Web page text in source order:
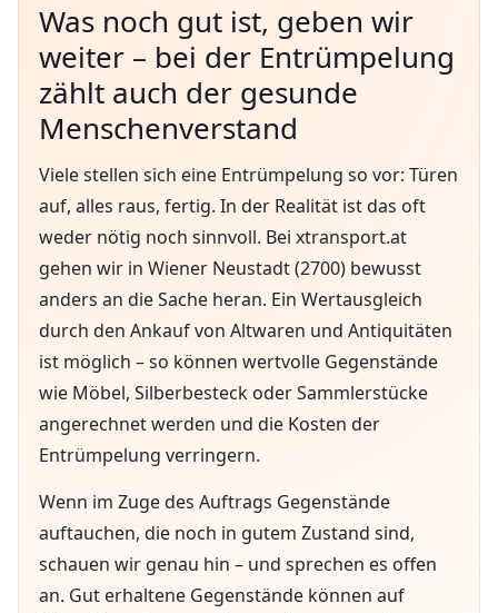
Was noch gut ist, geben wir
weiter – bei der Entrümpelung
zählt auch der gesunde
Menschenverstand
Viele stellen sich eine Entrümpelung so vor: Türen
auf, alles raus, fertig. In der Realität ist das oft
weder nötig noch sinnvoll. Bei xtransport.at
gehen wir in Wiener Neustadt (2700) bewusst
anders an die Sache heran. Ein Wertausgleich
durch den Ankauf von Altwaren und Antiquitäten
ist möglich – so können wertvolle Gegenstände
wie Möbel, Silberbesteck oder Sammlerstücke
angerechnet werden und die Kosten der
Entrümpelung verringern.
Wenn im Zuge des Auftrags Gegenstände
auftauchen, die noch in gutem Zustand sind,
schauen wir genau hin – und sprechen es offen
an. Gut erhaltene Gegenstände können auf